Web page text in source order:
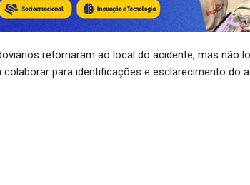
retornaram ao local do acidente, mas não
para identificações e esclarecimento do